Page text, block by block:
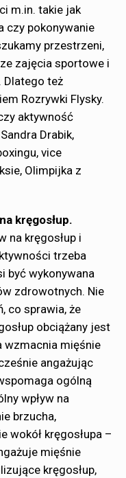
m.in. takie jak
czy pokonywanie
przestrzeni,
zajęcia sportowe i
Dlatego też
Rozrywki Flysky.
aktywność
Drabik,
vice
Olimpijka z
kręgosłup.
na kręgosłup i
trzeba
być wykonywana
zdrowotnych. Nie
co sprawia, że
obciążany jest
wzmacnia mięśnie
angażując
ogólną
wpływ na
brzucha,
wokół kręgosłupa –
mięśnie
kręgosłup,